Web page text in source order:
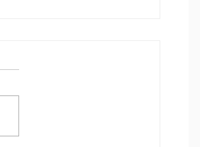
書人 我哋又嚟喇